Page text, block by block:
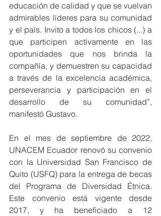
educación de calidad y que se vuelvan
admirables líderes para su comunidad
y el país. Invito a todos los chicos (...) a
que participen activamente en las
oportunidades que nos brinda la
compañía, y demuestren su capacidad
a través de la excelencia académica,
perseverancia y participación en el
desarrollo de su comunidad”,
manifestó Gustavo.
En el mes de septiembre de 2022,
UNACEM Ecuador renovó su convenio
con la Universidad San Francisco de
Quito (USFQ) para la entrega de becas
del Programa de Diversidad Étnica.
Este convenio está vigente desde
2017, y ha beneficiado a 12